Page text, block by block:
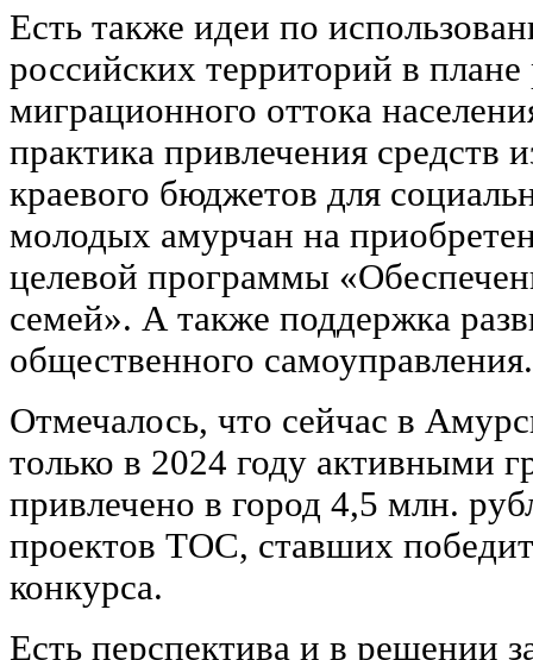
Есть также идеи по
российских территорий в
миграционного оттока
практика привлечения средств
краевого бюджетов для
молодых амурчан на
целевой программы
семей». А также поддержка
общественного самоуправления.
Отмечалось, что сейчас в
только в 2024 году активными
привлечено в город 4,5 млн.
проектов ТОС, ставших
конкурса.
Есть перспектива и в решении